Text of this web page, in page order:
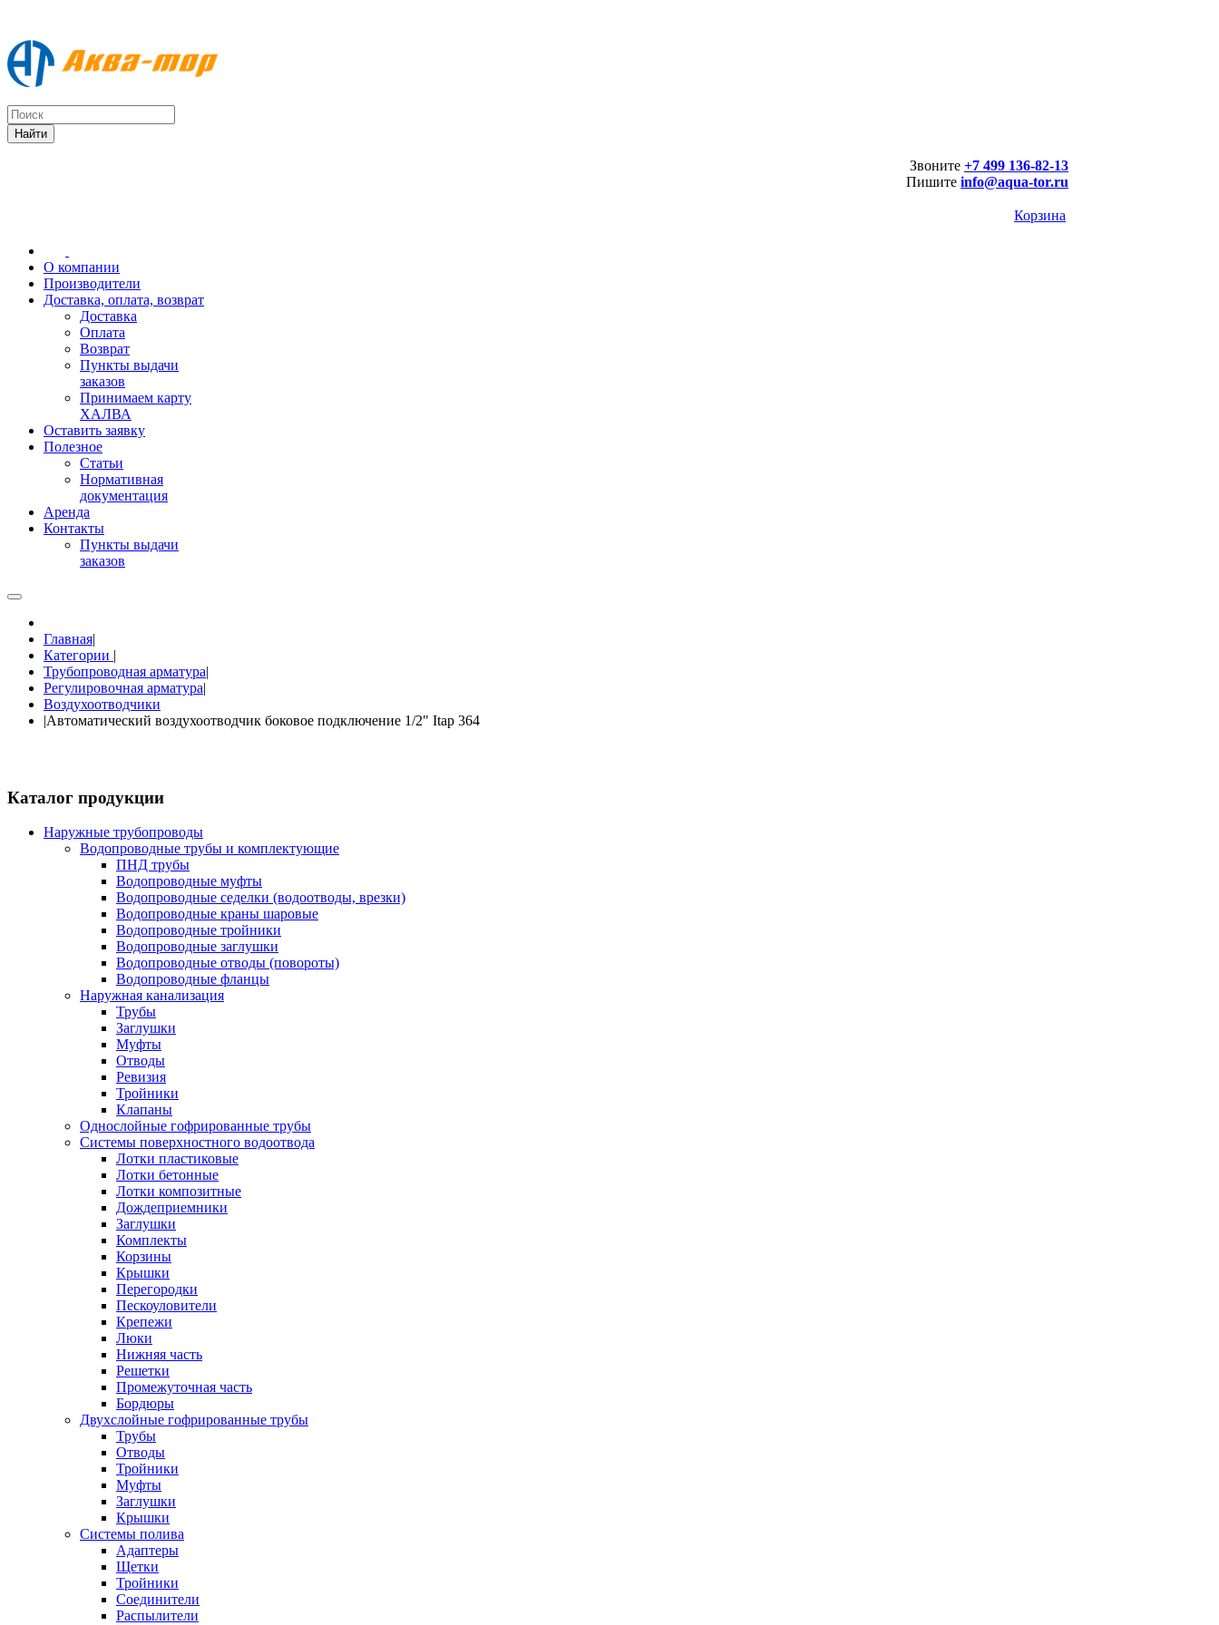
Звоните +7 499 136-82-13
Пишите info@aqua-tor.ru
Корзина
О компании
Производители
Доставка, оплата, возврат
Доставка
Оплата
Возврат
Пункты выдачи
заказов
Принимаем карту
ХАЛВА
Оставить заявку
Полезное
Статьи
Нормативная
документация
Аренда
Контакты
Пункты выдачи
заказов
Главная|
Категории |
Трубопроводная арматура|
Регулировочная арматура|
Воздухоотводчики
|Автоматический воздухоотводчик боковое подключение 1/2" Itap 364
Каталог продукции
Наружные трубопроводы
Водопроводные трубы и комплектующие
ПНД трубы
Водопроводные муфты
Водопроводные седелки (водоотводы, врезки)
Водопроводные краны шаровые
Водопроводные тройники
Водопроводные заглушки
Водопроводные отводы (повороты)
Водопроводные фланцы
Наружная канализация
Трубы
Заглушки
Муфты
Отводы
Ревизия
Тройники
Клапаны
Однослойные гофрированные трубы
Системы поверхностного водоотвода
Лотки пластиковые
Лотки бетонные
Лотки композитные
Дождеприемники
Заглушки
Комплекты
Корзины
Крышки
Перегородки
Пескоуловители
Крепежи
Люки
Нижняя часть
Решетки
Промежуточная часть
Бордюры
Двухслойные гофрированные трубы
Трубы
Отводы
Тройники
Муфты
Заглушки
Крышки
Системы полива
Адаптеры
Щетки
Тройники
Соединители
Распылители